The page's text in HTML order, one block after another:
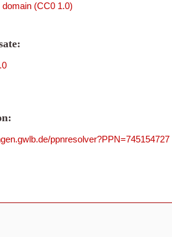
(CC0 1.0)
ppnresolver?PPN=745154727